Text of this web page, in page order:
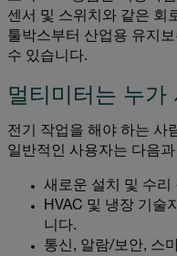
센서 및 스위치와 같은 회
툴박스부터 산업용 유지
수 있습니다.
멀티미터는 누가
전기 작업을 해야 하는 사
일반적인 사용자는 다음
새로운 설치 및 수리
HVAC 및 냉장 기술
니다.
통신, 알람/보안, 스